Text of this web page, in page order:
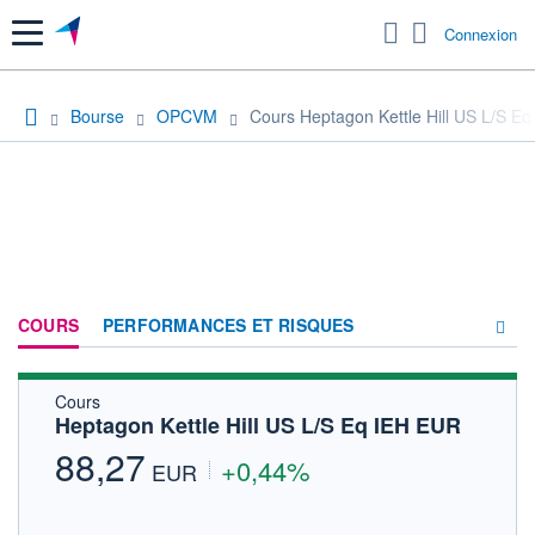
Menu Connexion
Bourse OPCVM Cours Heptagon Kettle Hill US L/S
COURS PERFORMANCES ET RISQUES
Cours
Heptagon Kettle Hill US L/S Eq IEH EUR
88,27 EUR +0,44%